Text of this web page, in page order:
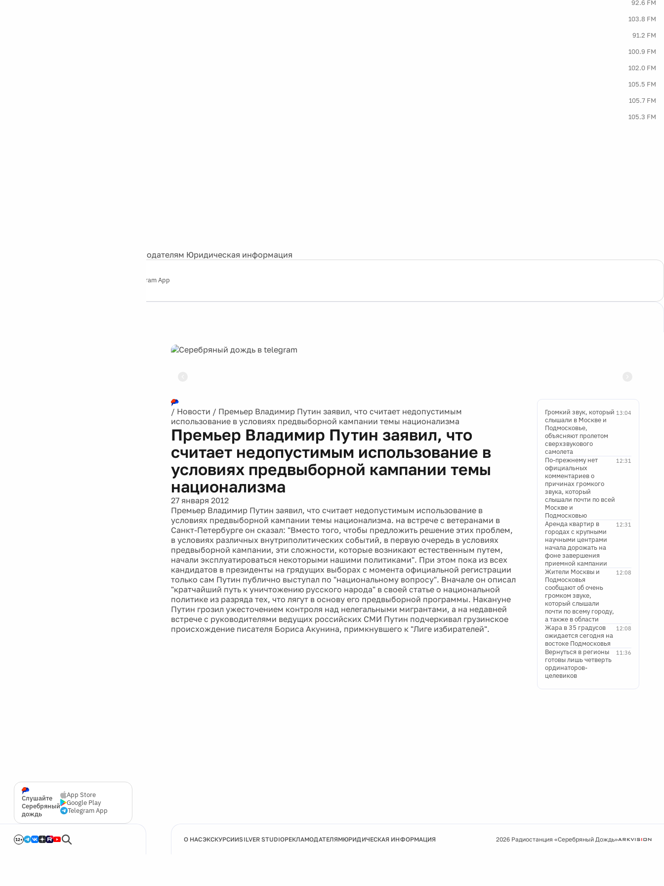
92.6 FM
103.8 FM
91.2 FM
100.9 FM
102.0 FM
105.5 FM
105.7 FM
105.3 FM
Рекламодателям Юридическая информация
Telegram App
Слушайте
Серебряный
дождь
App Store
Google Play
Telegram App
12+
/ Новости / Премьер Владимир Путин заявил, что считает недопустимым
использование в условиях предвыборной кампании темы национализма
Премьер Владимир Путин заявил, что
считает недопустимым использование в
условиях предвыборной кампании темы
национализма
27 января 2012
Премьер Владимир Путин заявил, что считает недопустимым использование в
условиях предвыборной кампании темы национализма. на встрече с ветеранами в
Санкт-Петербурге он сказал: "Вместо того, чтобы предложить решение этих проблем,
в условиях различных внутриполитических событий, в первую очередь в условиях
предвыборной кампании, эти сложности, которые возникают естественным путем,
начали эксплуатироваться некоторыми нашими политиками". При этом пока из всех
кандидатов в президенты на грядущих выборах с момента официальной регистрации
только сам Путин публично выступал по "национальному вопросу". Вначале он описал
"кратчайший путь к уничтожению русского народа" в своей статье о национальной
политике из разряда тех, что лягут в основу его предвыборной программы. Накануне
Путин грозил ужесточением контроля над нелегальными мигрантами, а на недавней
встрече с руководителями ведущих российских СМИ Путин подчеркивал грузинское
происхождение писателя Бориса Акунина, примкнувшего к "Лиге избирателей".
13:04
Громкий звук, который
слышали в Москве и
Подмосковье,
объясняют пролетом
сверхзвукового
самолета
12:31
По-прежнему нет
официальных
комментариев о
причинах громкого
звука, который
слышали почти по всей
Москве и
Подмосковью
12:31
Аренда квартир в
городах с крупными
научными центрами
начала дорожать на
фоне завершения
приемной кампании
12:08
Жители Москвы и
Подмосковья
сообщают об очень
громком звуке,
который слышали
почти по всему городу,
а также в области
12:08
Жара в 35 градусов
ожидается сегодня на
востоке Подмосковья
11:36
Вернуться в регионы
готовы лишь четверть
ординаторов-
целевиков
О НАСЭКСКУРСИИSILVER STUDIOРЕКЛАМОДАТЕЛЯМЮРИДИЧЕСКАЯ ИНФОРМАЦИЯ 2026 Радиостанция «Серебряный Дождь»